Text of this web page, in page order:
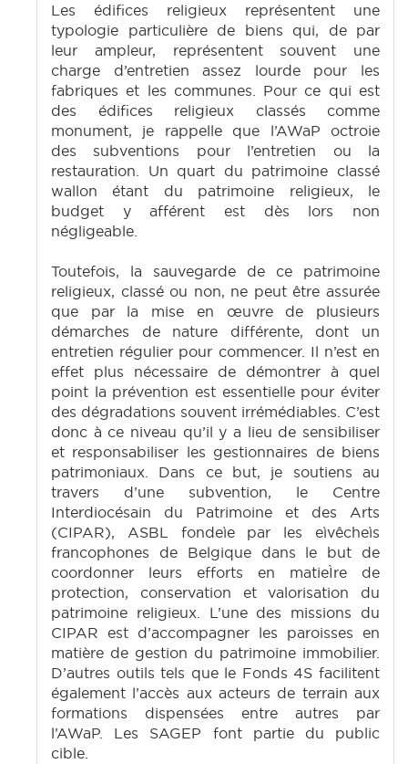
Les édifices religieux représentent une
typologie particulière de biens qui, de par
leur ampleur, représentent souvent une
charge d’entretien assez lourde pour les
fabriques et les communes. Pour ce qui est
des édifices religieux classés comme
monument, je rappelle que l’AWaP octroie
des subventions pour l’entretien ou la
restauration. Un quart du patrimoine classé
wallon étant du patrimoine religieux, le
budget y afférent est dès lors non
négligeable.
Toutefois, la sauvegarde de ce patrimoine
religieux, classé ou non, ne peut être assurée
que par la mise en œuvre de plusieurs
démarches de nature différente, dont un
entretien régulier pour commencer. Il n’est en
effet plus nécessaire de démontrer à quel
point la prévention est essentielle pour éviter
des dégradations souvent irrémédiables. C’est
donc à ce niveau qu’il y a lieu de sensibiliser
et responsabiliser les gestionnaires de biens
patrimoniaux. Dans ce but, je soutiens au
travers d’une subvention, le Centre
Interdiocésain du Patrimoine et des Arts
(CIPAR), ASBL fondeìe par les eìvêcheìs
francophones de Belgique dans le but de
coordonner leurs efforts en matieÌre de
protection, conservation et valorisation du
patrimoine religieux. L’une des missions du
CIPAR est d’accompagner les paroisses en
matière de gestion du patrimoine immobilier.
D’autres outils tels que le Fonds 4S facilitent
également l’accès aux acteurs de terrain aux
formations dispensées entre autres par
l’AWaP. Les SAGEP font partie du public
cible.